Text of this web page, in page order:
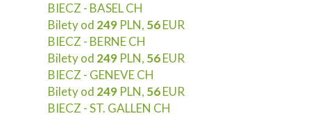
BIECZ - BASEL CH
Bilety od 249 PLN, 56EUR
BIECZ - BERNE CH
Bilety od 249 PLN, 56EUR
BIECZ - GENEVE CH
Bilety od 249 PLN, 56EUR
BIECZ - ST. GALLEN CH